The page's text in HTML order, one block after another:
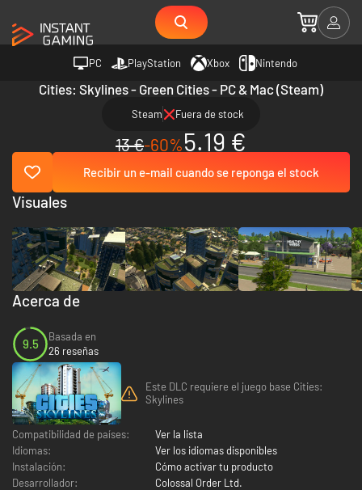
PC PlayStation Xbox Nintendo
Cities: Skylines - Green Cities - PC & Mac (Steam)
Steam Fuera de stock
13 €-60%5.19 €
Recibir un e-mail cuando se reponga el stock
Acerca de
9.5
Basada en
26 reseñas
Este DLC requiere el juego base Cities:
Skylines
Compatibilidad de países:
Ver la lista
Idiomas:
Ver los idiomas disponibles
Instalación:
Cómo activar tu producto
Desarrollador:
Colossal Order Ltd.
Visuales